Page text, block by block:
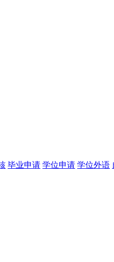
毕业申请 学位申请 学位外语